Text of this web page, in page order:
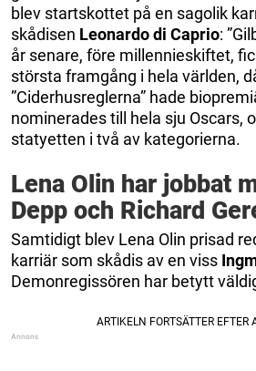
blev startskottet på en sagolik
skådisen Leonardo di Caprio:
år senare, före millennieskiftet,
största framgång i hela världen,
”Ciderhusreglerna” hade
nominerades till hela sju Oscars,
statyetten i två av kategorierna.
Lena Olin har jobbat
Depp och Richard
Samtidigt blev Lena Olin prisad
karriär som skådis av en viss
Demonregissören har betytt